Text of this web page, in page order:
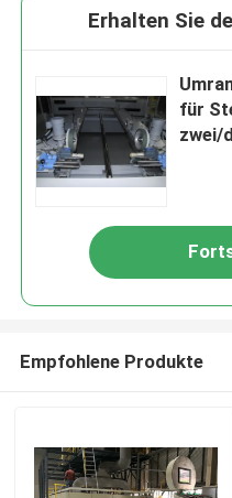
Erhalten Sie
für
zwei/
Empfohlene Produkte